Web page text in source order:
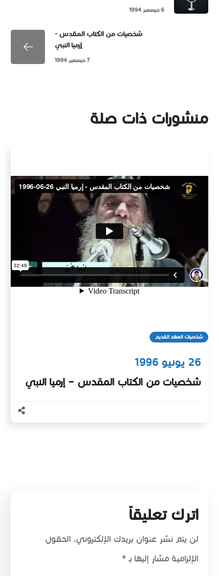
6 ديسمبر 1994
شخصيات من الكتاب المقدس -
إرميا النبي
7 ديسمبر 1994
منشورات ذات صلة
شخصيات العهد القديم
26 يونيو 1996
شخصيات من الكتاب المقدس – إرميا النبي
اترك تعليقاً
لن يتم نشر عنوان بريدك الإلكتروني. الحقول
الإلزامية مشار إليها بـ*